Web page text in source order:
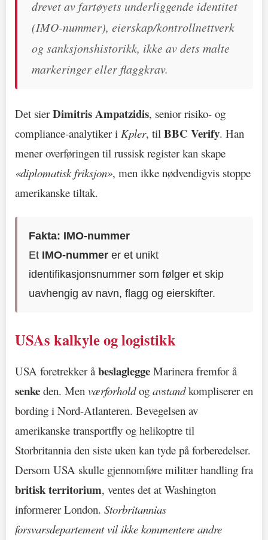
drevet av fartøyets underliggende identitet
(IMO-nummer), eierskap/kontrollnettverk
og sanksjonshistorikk, ikke av dets malte
markeringer eller flaggkrav.
Det sierDimitris Ampatzidis, senior risiko- og
compliance-analytiker i Kpler, til BBC Verify. Han
mener overføringen til russisk register kan skape
«diplomatisk friksjon», men ikke nødvendigvis stoppe
amerikanske tiltak.
Fakta: IMO-nummer
Et IMO-nummer er et unikt
identifikasjonsnummer som følger et skip
uavhengig av navn, flagg og eierskifter.
USAs kalkyle og logistikk
USA foretrekker åbeslaglegge Marinera fremfor å
senke den. Men værforholdog avstandkompliserer en
bording i Nord-Atlanteren. Bevegelsen av
amerikanske transportfly og helikoptre til
Storbritannia den siste uken kan tyde på forberedelser.
Dersom USA skulle gjennomføre militær handling fra
britisk territorium, ventes det at Washington
informerer London. Storbritannias
forsvarsdepartement vil ikke kommentere andre